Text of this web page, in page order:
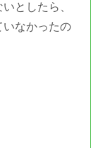
としたら、
いなかったの